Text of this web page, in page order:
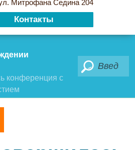
Митрофана Седина 204
Контакты
конференция с
Поиск